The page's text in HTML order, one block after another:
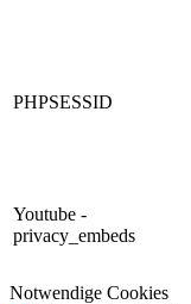
PHPSESSID
Youtube -
privacy_embeds
Notwendige Cookies